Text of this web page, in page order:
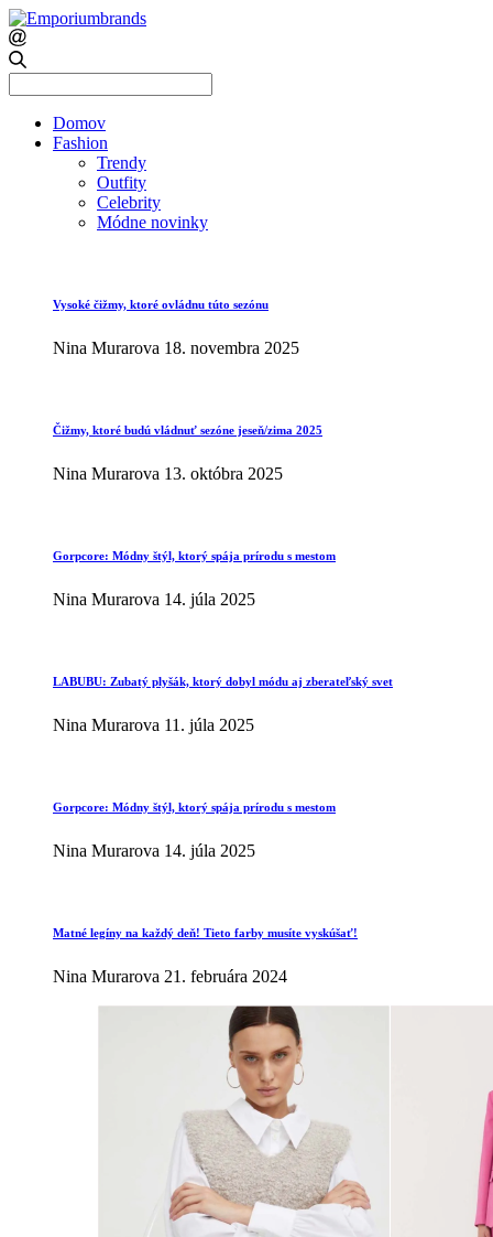
for:
Domov
Fashion
Trendy
Outfity
Celebrity
Módne novinky
Vysoké čižmy, ktoré ovládnu túto sezónu
Nina Murarova 18. novembra 2025
Čižmy, ktoré budú vládnuť sezóne jeseň/zima 2025
Nina Murarova 13. októbra 2025
Gorpcore: Módny štýl, ktorý spája prírodu s mestom
Nina Murarova 14. júla 2025
LABUBU: Zubatý plyšák, ktorý dobyl módu aj zberateľský svet
Nina Murarova 11. júla 2025
Gorpcore: Módny štýl, ktorý spája prírodu s mestom
Nina Murarova 14. júla 2025
Matné legíny na každý deň! Tieto farby musíte vyskúšať!
Nina Murarova 21. februára 2024